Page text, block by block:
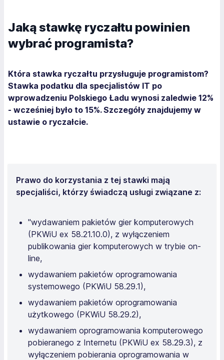
Jaką stawkę ryczałtu powinien
wybrać programista?
Która stawka ryczałtu przysługuje programistom?
Stawka podatku dla specjalistów IT po
wprowadzeniu Polskiego Ładu wynosi zaledwie 12%
- wcześniej było to 15%. Szczegóły znajdujemy w
ustawie o ryczałcie.
Prawo do korzystania z tej stawki mają
specjaliści, którzy świadczą usługi związane z:
"wydawaniem pakietów gier komputerowych
(PKWiU ex 58.21.10.0), z wyłączeniem
publikowania gier komputerowych w trybie on-
line,
wydawaniem pakietów oprogramowania
systemowego (PKWiU 58.29.1),
wydawaniem pakietów oprogramowania
użytkowego (PKWiU 58.29.2),
wydawaniem oprogramowania komputerowego
pobieranego z Internetu (PKWiU ex 58.29.3), z
wyłączeniem pobierania oprogramowania w